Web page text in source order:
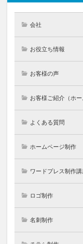
会社
お役立ち情報
お客様の声
お客様ご紹介（ホー
よくある質問
ホームページ制作
ワードプレス制作
ロゴ制作
名刺制作